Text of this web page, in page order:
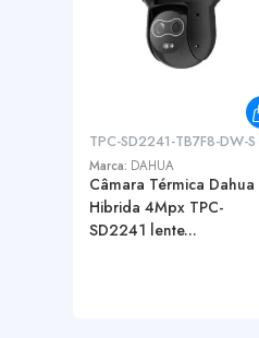
TPC-SD2241-TB7F8-DW-S
Marca: DAHUA
Câmara Térmica Dahua
Hibrida 4Mpx TPC-
SD2241 lente...